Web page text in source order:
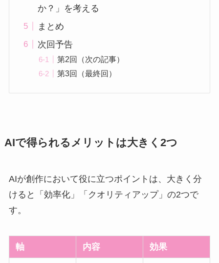
か？」を考える
まとめ
次回予告
第2回（次の記事）
第3回（最終回）
AIで得られるメリットは大きく2つ
AIが創作において役に立つポイントは、大きく分
けると「効率化」「クオリティアップ」の2つで
す。
軸 内容 効果